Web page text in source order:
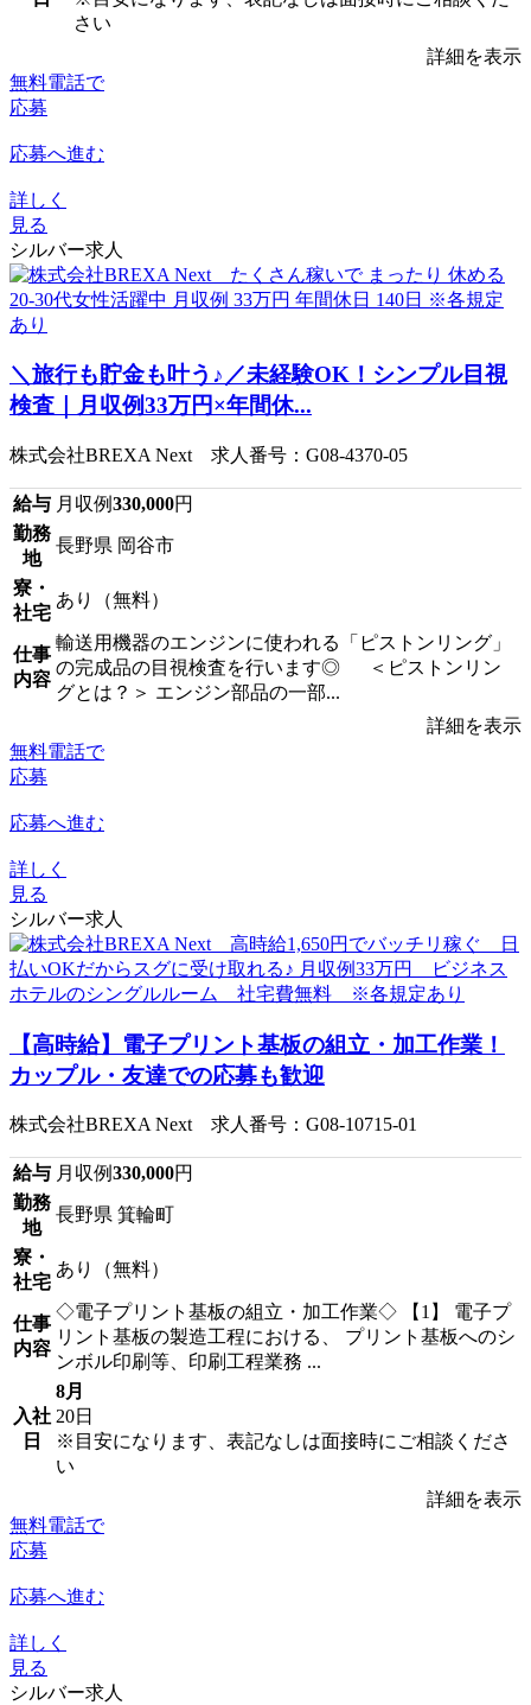
さい
詳細を表示
無料電話で
応募
応募へ進む
詳しく
見る
シルバー求人
＼旅行も貯金も叶う♪／未経験OK！シンプル目視
検査｜月収例33万円×年間休...
株式会社BREXA Next 求人番号：G08-4370-05
給与 月収例330,000円
勤務
地
長野県 岡谷市
寮・
社宅
あり（無料）
仕事
内容
輸送用機器のエンジンに使われる「ピストンリング」
の完成品の目視検査を行います◎ ＜ピストンリン
グとは？＞ エンジン部品の一部...
詳細を表示
無料電話で
応募
応募へ進む
詳しく
見る
シルバー求人
【高時給】電子プリント基板の組立・加工作業！
カップル・友達での応募も歓迎
株式会社BREXA Next 求人番号：G08-10715-01
給与 月収例330,000円
勤務
地
長野県 箕輪町
寮・
社宅
あり（無料）
仕事
内容
◇電子プリント基板の組立・加工作業◇ 【1】 電子プ
リント基板の製造工程における、 プリント基板へのシ
ンボル印刷等、印刷工程業務 ...
入社
日
8月
20日
※目安になります、表記なしは面接時にご相談くださ
い
詳細を表示
無料電話で
応募
応募へ進む
詳しく
見る
シルバー求人